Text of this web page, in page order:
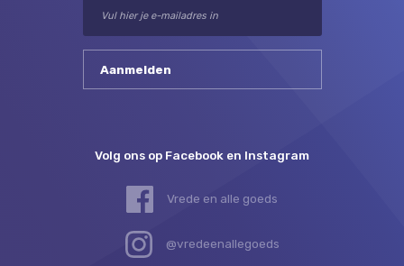
Volg ons op Facebook en Instagram
Vrede en alle goeds
@vredeenallegoeds